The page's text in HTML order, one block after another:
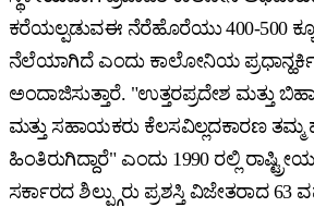
ಕರೆಯಲ್ಪಡುವಈ ನೆರೆಹೊರೆಯು 400-500
ನೆಲೆಯಾಗಿದೆ ಎಂದು ಕಾಲೋನಿಯ
ಅಂದಾಜಿಸುತ್ತಾರೆ. "ಉತ್ತರಪ್ರದೇಶ ಮತ್ತು
ಮತ್ತು ಸಹಾಯಕರು ಕೆಲಸವಿಲ್ಲದಕಾರಣ ತಮ್ಮ
ಹಿಂತಿರುಗಿದ್ದಾರೆ" ಎಂದು 1990 ರಲ್ಲಿ ರಾಷ್ಟ್ರೀಯ
ಸರ್ಕಾರದ ಶಿಲ್ಪ್ಗುರು ಪ್ರಶಸ್ತಿ ವಿಜೇತರಾದ 63